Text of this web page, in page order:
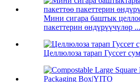
Мини сигара баштык
пакеттерин өндүрүүчүлөр ...
Целлюлоза тарап Гуссет